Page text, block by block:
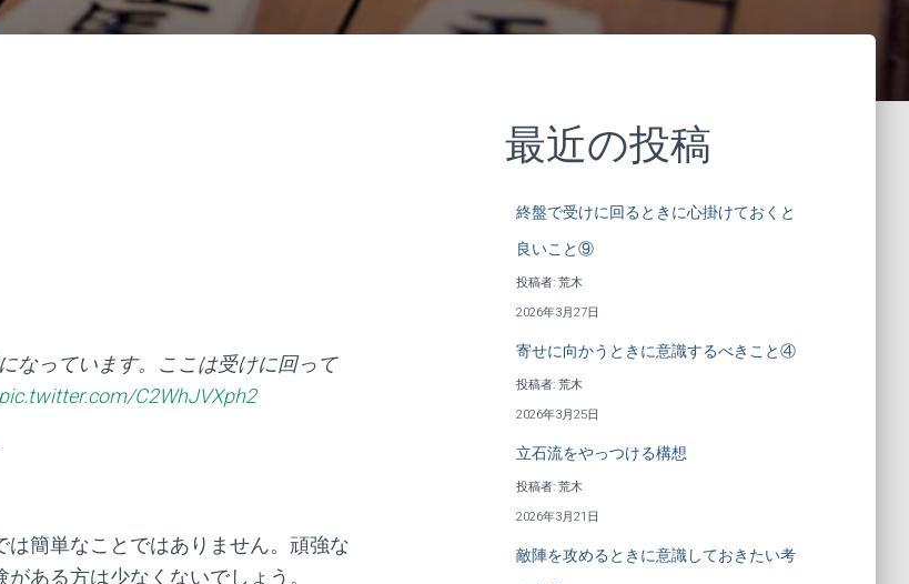
なっています。ここは受けに回って
pic.twitter.com/C2WhJVXph2
簡単なことではありません。頑強な
ある方は少なくないでしょう。
最近の投稿
終盤で受けに回るときに心掛けておくと
良いこと⑨
投稿者: 荒木
2026年3月27日
寄せに向かうときに意識するべきこと④
投稿者: 荒木
2026年3月25日
立石流をやっつける構想
投稿者: 荒木
2026年3月21日
敵陣を攻めるときに意識しておきたい考